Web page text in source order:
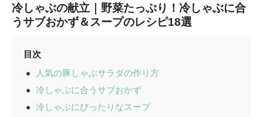
冷しゃぶの献立｜野菜たっぷり！冷しゃぶに合
うサブおかず＆スープのレシピ18選
目次
人気の豚しゃぶサラダの作り方
冷しゃぶに合うサブおかず
冷しゃぶにぴったりなスープ